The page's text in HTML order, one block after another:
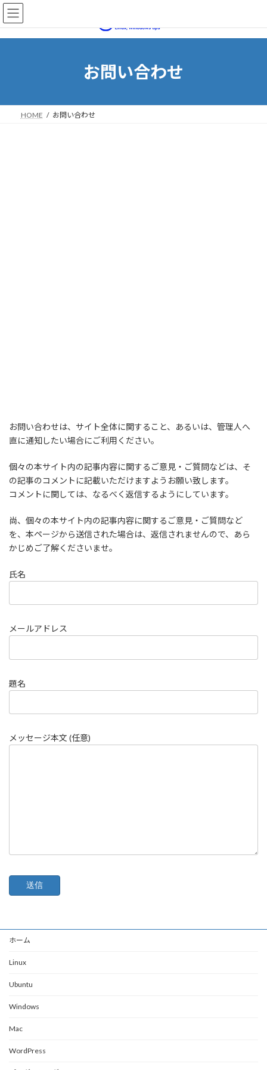
コ
ン
テ
ン
ナ
ビ
ゲ
ー
お問い合わせ
HOME お問い合わせ
お問い合わせは、サイト全体に関すること、あるいは、管理人へ
直に通知したい場合にご利用ください。
個々の本サイト内の記事内容に関するご意見・ご質問などは、そ
の記事のコメントに記載いただけますようお願い致します。
コメントに関しては、なるべく返信するようにしています。
尚、個々の本サイト内の記事内容に関するご意見・ご質問など
を、本ページから送信された場合は、返信されませんので、あら
かじめご了解くださいませ。
氏名
メールアドレス
題名
メッセージ本文 (任意)
ホーム
Linux
Ubuntu
Windows
Mac
WordPress